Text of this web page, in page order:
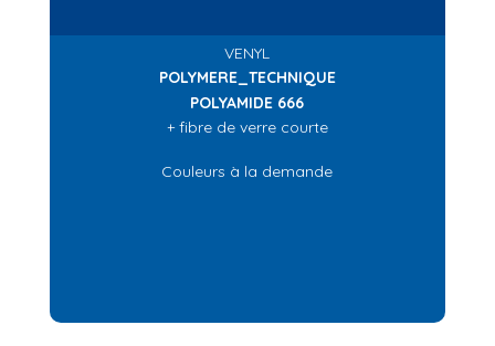
VENYL
POLYMERE_TECHNIQUE
POLYAMIDE 666
+ fibre de verre courte
Couleurs à la demande